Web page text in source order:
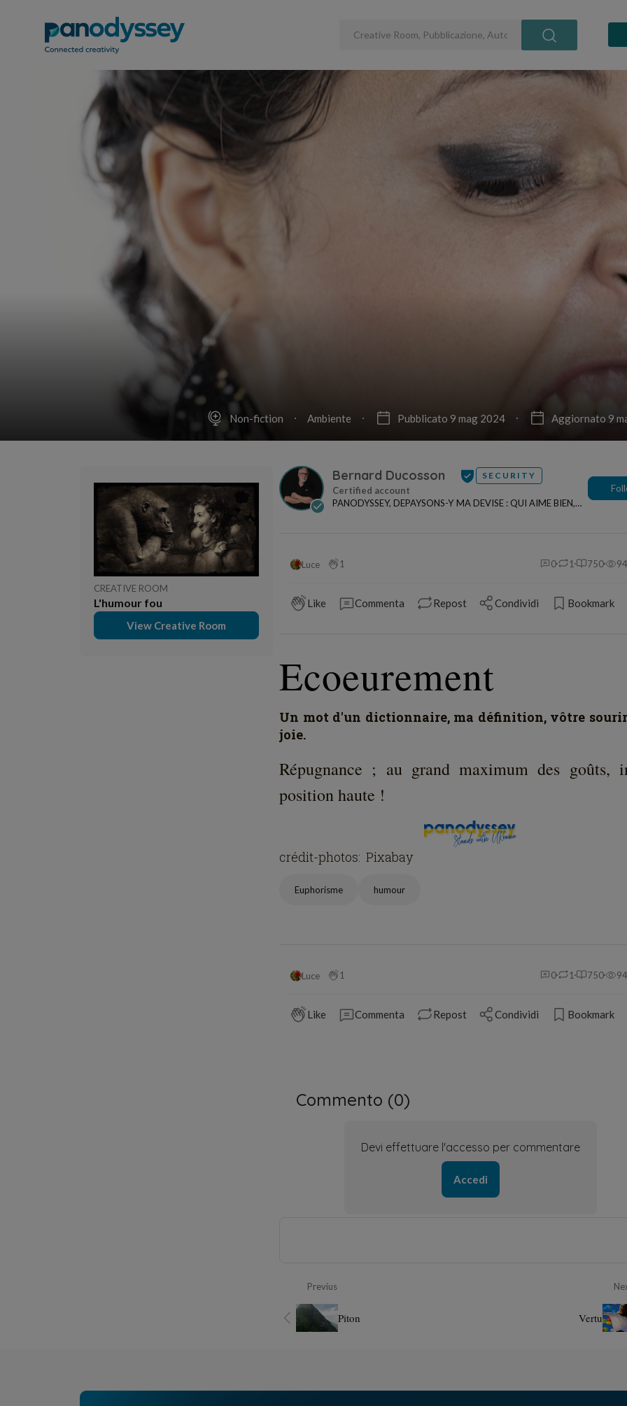
Non-fiction Ambiente Pubblicato 9 mag 2024 Aggiornato 9
CREATIVE ROOM
L'humour fou
View Creative Room
Bernard Ducosson SECURITY
PANODYSSEY, DEPAYSONS-Y MA DEVISE : QUI AIME BIEN,
Luce 1 0 1 750
Like Commenta Repost Condividi Bookmark
Ecoeurement
Un mot d'un dictionnaire, ma définition, vôtre
joie.
Répugnance ; au grand maximum des goûts,
position haute !
crédit-photos: Pixabay
Euphorisme humour
Luce 1 0 1 750
Like Commenta Repost Condividi Bookmark
Commento (0)
Devi effettuare l'accesso per commentare
Accedi
Previus
Piton Vertu